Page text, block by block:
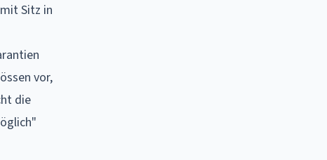
Sitz in
vor,
die